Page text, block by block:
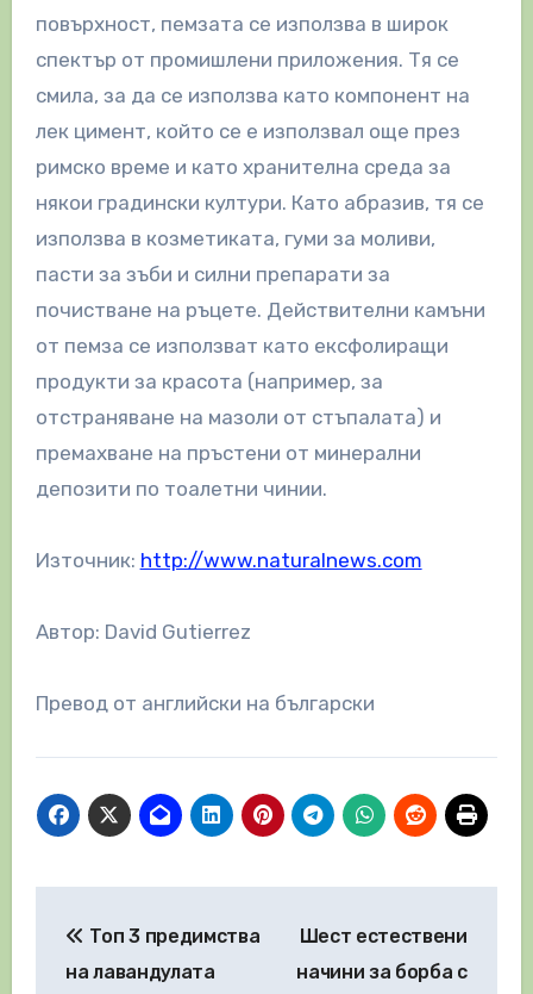
повърхност, пемзата се използва в широк
спектър от промишлени приложения. Тя се
смила, за да се използва като компонент на
лек цимент, който се е използвал още през
римско време и като хранителна среда за
някои градински култури. Като абразив, тя се
използва в козметиката, гуми за моливи,
пасти за зъби и силни препарати за
почистване на ръцете. Действителни камъни
от пемза се използват като ексфолиращи
продукти за красота (например, за
отстраняване на мазоли от стъпалата) и
премахване на пръстени от минерални
депозити по тоалетни чинии.
Източник: http://www.naturalnews.com
Автор: David Gutierrez
Превод от английски на български
Топ 3 предимства
на лавандулата
Шест естествени
начини за борба с